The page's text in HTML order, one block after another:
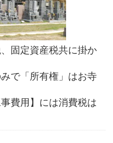
、固定資産税共に掛か
で「所有権」はお寺
費用】には消費税は